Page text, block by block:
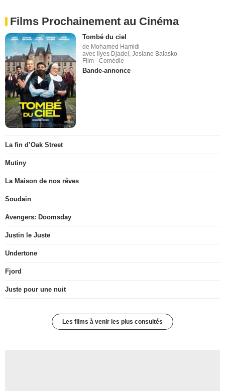
Films Prochainement au Cinéma
Tombé du ciel
de Mohamed Hamidi
avec Ilyes Djadel, Josiane Balasko
Film - Comédie
Bande-annonce
La fin d’Oak Street
Mutiny
La Maison de nos rêves
Soudain
Avengers: Doomsday
Justin le Juste
Undertone
Fjord
Juste pour une nuit
Les films à venir les plus consultés